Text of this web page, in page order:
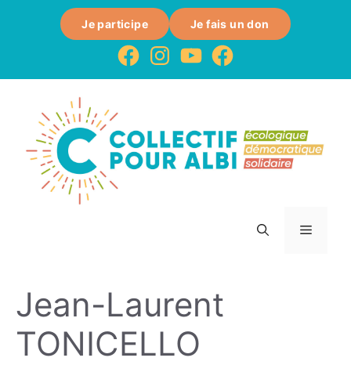
Je participe Je fais un don
Jean-Laurent
TONICELLO